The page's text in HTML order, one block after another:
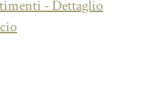
- Dettaglio